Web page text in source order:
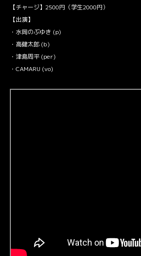
【チャージ】2500円（学生2000円）
【出演】
・水岡のぶゆき (p)
・高健太郎 (b)
・津島周平 (per)
・CAMARU (vo)